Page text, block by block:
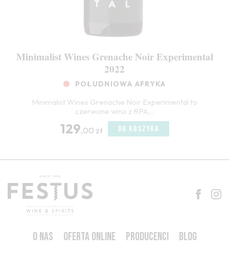
Minimalist Wines Grenache Noir Experimental
2022
POŁUDNIOWA AFRYKA
Minimalist Wines Grenache Noir Experimental to
czerwone wino z RPA,...
129,00 zł DO KOSZYKA
O NAS OFERTA ONLINE PRODUCENCI BLOG